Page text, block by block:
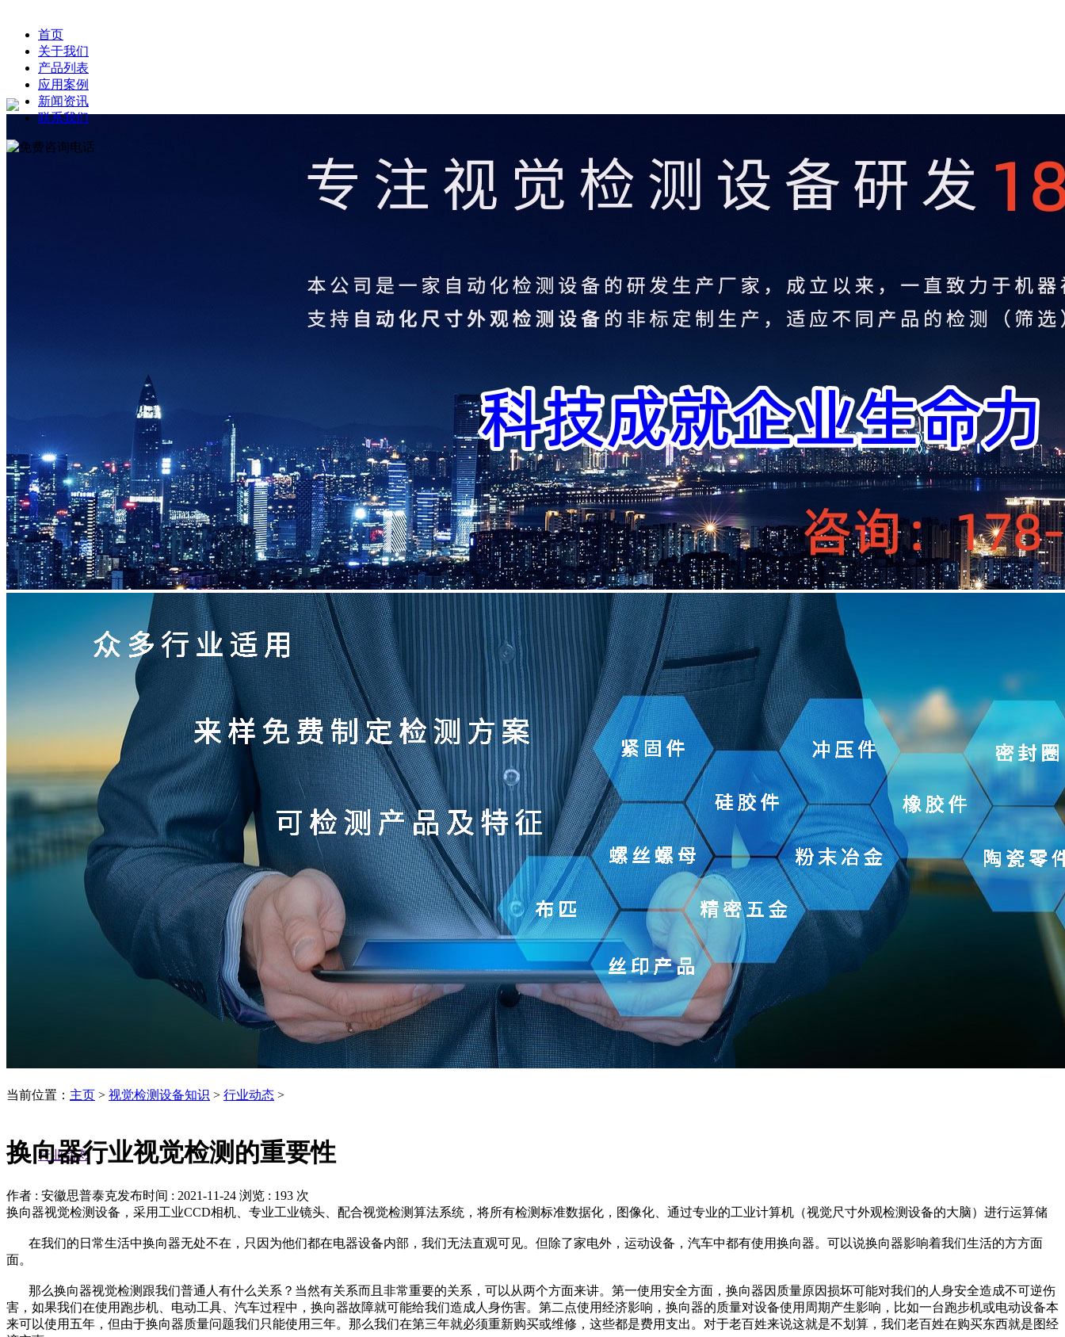
首页
关于我们
产品列表
应用案例
新闻资讯
联系我们
当前位置： 主页 > 视觉检测设备知识 > 行业动态 >
行业动态
换向器行业视觉检测的重要性
作者 : 安徽思普泰克发布时间 : 2021-11-24 浏览 : 193 次
换向器视觉检测设备，采用工业CCD相机、专业工业镜头、配合视觉检测算法系统，将所有检测标准数据化，图像化、通过专业的工业计算机（视觉尺寸外观检测设备的大脑）进行运算储
在我们的日常生活中换向器无处不在，只因为他们都在电器设备内部，我们无法直观可见。但除了家电外，运动设备，汽车中都有使用换向器。可以说换向器影响着我们生活的方方面
面。
那么换向器视觉检测跟我们普通人有什么关系？当然有关系而且非常重要的关系，可以从两个方面来讲。第一使用安全方面，换向器因质量原因损坏可能对我们的人身安全造成不可逆伤
害，如果我们在使用跑步机、电动工具、汽车过程中，换向器故障就可能给我们造成人身伤害。第二点使用经济影响，换向器的质量对设备使用周期产生影响，比如一台跑步机或电动设备本
来可以使用五年，但由于换向器质量问题我们只能使用三年。那么我们在第三年就必须重新购买或维修，这些都是费用支出。对于老百姓来说这就是不划算，我们老百姓在购买东西就是图经